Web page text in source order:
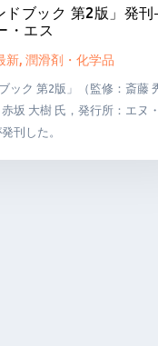
ドブック 第2版」発
・エス
新, 潤滑剤・化学品
ブック 第2版」（監修：斎藤
坂 大樹 氏，発行所：エヌ
刊した。